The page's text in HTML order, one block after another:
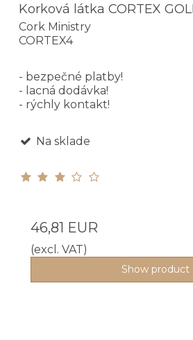
Korková látka CORTEX
Cork Ministry
CORTEX4
- bezpečné platby!
- lacná dodávka!
- rýchly kontakt!
Na sklade
46,81 EUR
(excl. VAT)
Show product